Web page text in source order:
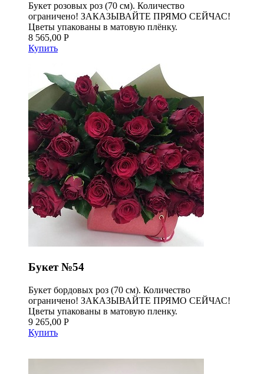
Букет розовых роз (70 см). Количество
ограничено! ЗАКАЗЫВАЙТЕ ПРЯМО СЕЙЧАС!
Цветы упакованы в матовую плёнку.
8 565,00 Р
Купить
Букет №54
Букет бордовых роз (70 см). Количество
ограничено! ЗАКАЗЫВАЙТЕ ПРЯМО СЕЙЧАС!
Цветы упакованы в матовую пленку.
9 265,00 Р
Купить